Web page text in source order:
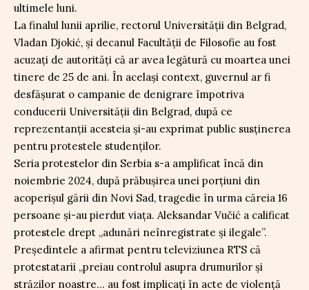
ultimele luni.
La finalul lunii aprilie, rectorul Universității din Belgrad,
Vladan Djokić, și decanul Facultății de Filosofie au fost
acuzați de autorități că ar avea legătură cu moartea unei
tinere de 25 de ani. În același context, guvernul ar fi
desfășurat o campanie de denigrare împotriva
conducerii Universității din Belgrad, după ce
reprezentanții acesteia și-au exprimat public susținerea
pentru protestele studenților.
Seria protestelor din Serbia s-a amplificat încă din
noiembrie 2024, după prăbușirea unei porțiuni din
acoperișul gării din Novi Sad, tragedie în urma căreia 16
persoane și-au pierdut viața. Aleksandar Vučić a calificat
protestele drept „adunări neînregistrate și ilegale”.
Președintele a afirmat pentru televiziunea RTS că
protestatarii „preiau controlul asupra drumurilor și
străzilor noastre… au fost implicați în acte de violență